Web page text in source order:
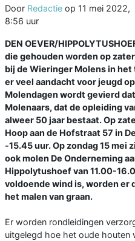
Door Redactie op 11 mei 2022,
8:56 uur
DEN OEVER/
die gehouden worden op
bij de Wieringer Molens in het
er veel aandacht voor jeugd
Molendagen wordt gevierd
Molenaars, dat de opleiding
alweer 50 jaar bestaat. Op
Hoop aan de Hofstraat 57 in
-15.45 uur. Op zondag 15 mei
ook molen De Onderneming
Hippolytushoef van 11.00-
voldoende wind is, worden er
het malen van graan.
Er worden rondleidingen
uitgelegd hoe het oude houten